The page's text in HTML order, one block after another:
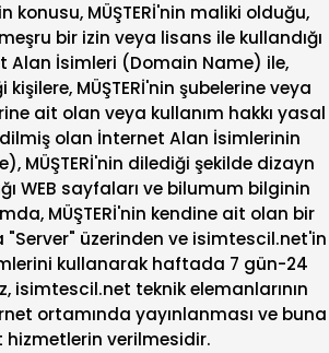
konusu, MÜŞTERİ'nin maliki olduğu,
bir izin veya lisans ile kullandığı
Alan İsimleri (Domain Name) ile,
MÜŞTERİ'nin şubelerine veya
ait olan veya kullanım hakkı yasal
olan İnternet Alan İsimlerinin
MÜŞTERİ'nin dilediği şekilde dizayn
WEB sayfaları ve bilumum bilginin
MÜŞTERİ'nin kendine ait olan bir
üzerinden ve isimtescil.net'in
kullanarak haftada 7 gün-24
isimtescil.net teknik elemanlarının
ortamında yayınlanması ve buna
hizmetlerin verilmesidir.